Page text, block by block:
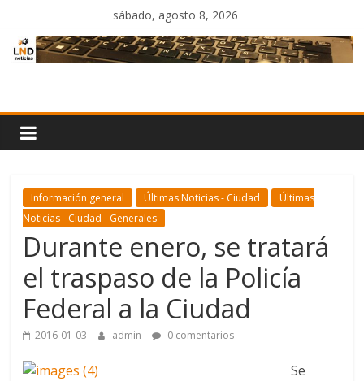
contenido
sábado, agosto 8, 2026
Noticias
Información general Últimas Noticias - Ciudad
Últimas
Noticias - Ciudad - Generales
Durante enero, se tratará
el traspaso de la Policía
Federal a la Ciudad
2016-01-03 admin 0 comentarios
Se